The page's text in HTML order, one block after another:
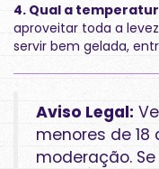
4. Qual a
aproveitar toda a
servir bem gelada,
Aviso Legal:
menores de 18
moderação.